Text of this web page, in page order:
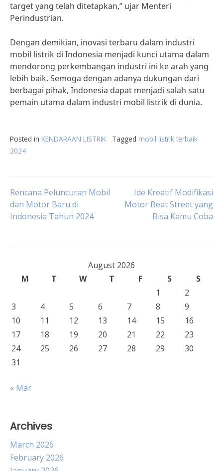
target yang telah ditetapkan,” ujar Menteri
Perindustrian.
Dengan demikian, inovasi terbaru dalam industri
mobil listrik di Indonesia menjadi kunci utama dalam
mendorong perkembangan industri ini ke arah yang
lebih baik. Semoga dengan adanya dukungan dari
berbagai pihak, Indonesia dapat menjadi salah satu
pemain utama dalam industri mobil listrik di dunia.
Posted in KENDARAAN LISTRIK Tagged mobil listrik terbaik
2024
Post
navigation
Rencana Peluncuran Mobil
dan Motor Baru di
Indonesia Tahun 2024
Ide Kreatif Modifikasi
Motor Beat Street yang
Bisa Kamu Coba
August 2026
M
T W T F S
S
1
2
3
4 5 6 7 8
9
10
11 12 13 14 15
16
17
18 19 20 21 22
23
24
25 26 27 28 29
30
31
« Mar
Archives
March 2026
February 2026